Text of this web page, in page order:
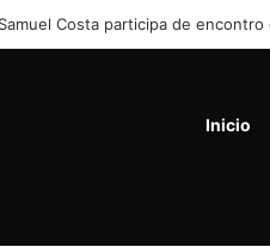
Homem mata ex-companheira a
Inicio
do Paulista